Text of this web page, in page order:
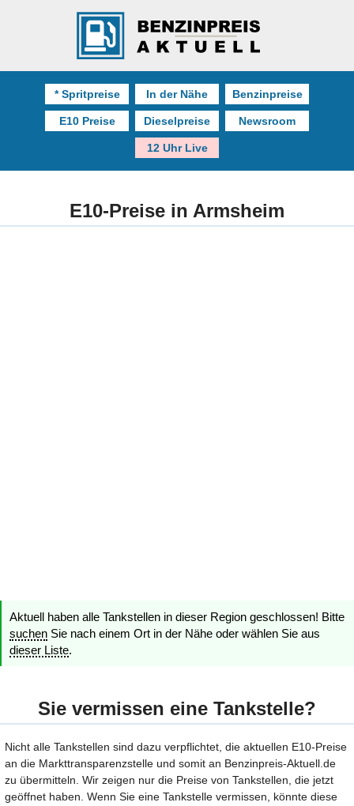
* Spritpreise In der Nähe Benzinpreise
E10 Preise Dieselpreise Newsroom
12 Uhr Live
E10-Preise in Armsheim
Aktuell haben alle Tankstellen in dieser Region geschlossen! Bitte
suchen Sie nach einem Ort in der Nähe oder wählen Sie aus
dieser Liste.
Sie vermissen eine Tankstelle?
Nicht alle Tankstellen sind dazu verpflichtet, die aktuellen E10-Preise
an die Markttransparenzstelle und somit an Benzinpreis-Aktuell.de
zu übermitteln. Wir zeigen nur die Preise von Tankstellen, die jetzt
geöffnet haben. Wenn Sie eine Tankstelle vermissen, könnte diese